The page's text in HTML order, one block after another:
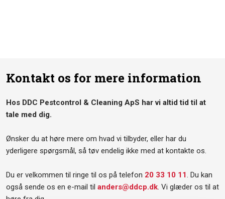
Kontakt os for mere information
Hos DDC Pestcontrol & Cleaning ApS har vi altid tid til at
tale med dig.
Ønsker du at høre mere om hvad vi tilbyder, eller har du
yderligere spørgsmål, så tøv endelig ikke med at kontakte os.
Du er velkommen til ringe til os på telefon 20 33 10 11. Du kan
også sende os en e-mail til anders@ddcp.dk. Vi glæder os til at